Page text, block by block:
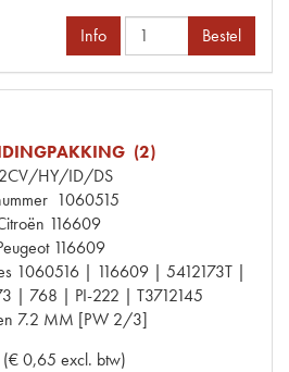
Info Bestel
(2)
2CV/HY/ID/DS
1060515
116609
116609
1060516 | 116609 | 5412173T |
| 768 | PI-222 | T3712145
7.2 MM [PW 2/3]
(€ 0,65 excl. btw)